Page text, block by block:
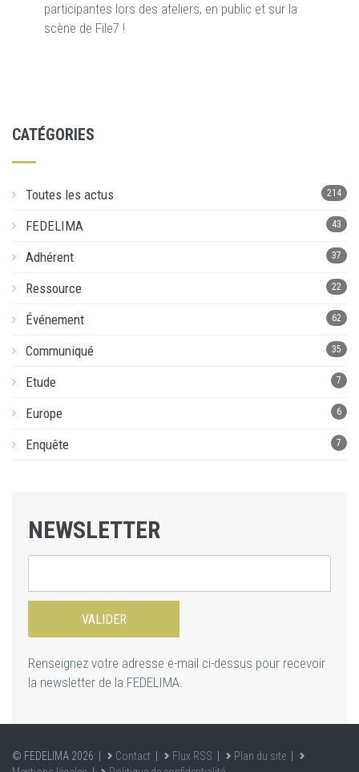
participantes lors des ateliers, en public et sur la
scène de File7 !
CATÉGORIES
Toutes les actus 214
FEDELIMA 43
Adhérent 37
Ressource 22
Événement 62
Communiqué 35
Etude 7
Europe 6
Enquête 7
NEWSLETTER
Renseignez votre adresse e-mail ci-dessus pour recevoir
la newsletter de la FEDELIMA.
© FEDELIMA 2026 | Contact Flux RSS Plan du site